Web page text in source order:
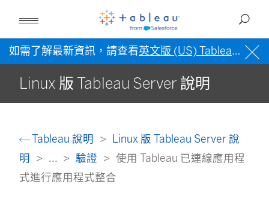
如需了解最新資訊，請查看英文版 (US) Tableau 說明
Linux 版 Tableau Server 說明
Tableau 說明
Linux 版 Tableau Server 說
明
... 驗證
使用 Tableau 已連線應用程
式進行應用程式整合